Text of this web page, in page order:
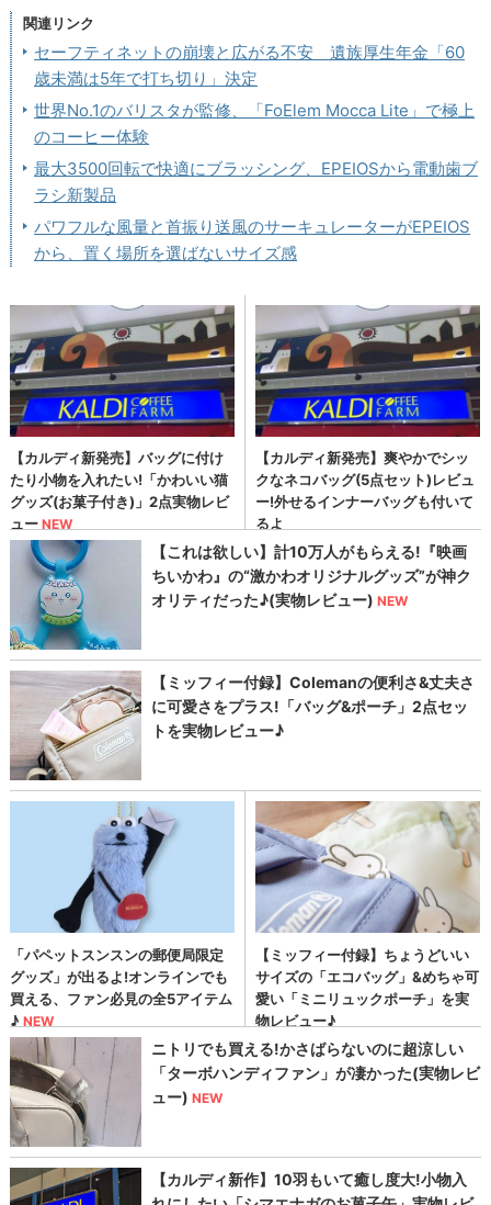
関連リンク
セーフティネットの崩壊と広がる不安 遺族厚生年金「60
歳未満は5年で打ち切り」決定
世界No.1のバリスタが監修、「FoElem Mocca Lite」で極上
のコーヒー体験
最大3500回転で快適にブラッシング、EPEIOSから電動歯ブ
ラシ新製品
パワフルな風量と首振り送風のサーキュレーターがEPEIOS
から、置く場所を選ばないサイズ感